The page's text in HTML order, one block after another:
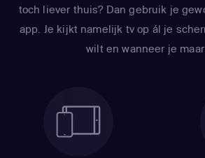
toch liever thuis? Dan gebruik je
app. Je kijkt namelijk tv op ál je
wilt en wanneer je maar